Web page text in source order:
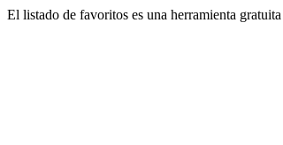
El listado de favoritos es una herramienta